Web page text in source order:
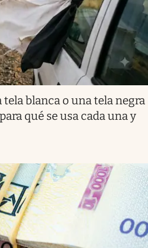
tela blanca o una tela negra
qué se usa cada una y